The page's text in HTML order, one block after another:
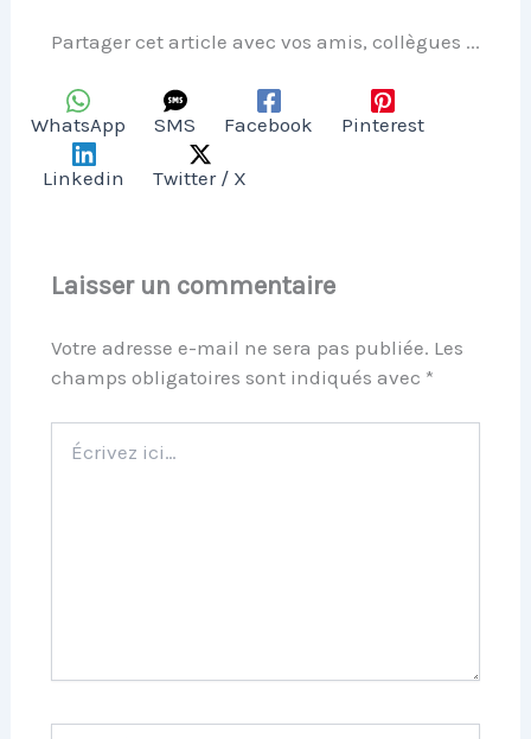
Partager cet article avec vos amis, collègues ...
WhatsApp SMS Facebook Pinterest
Linkedin Twitter / X
Laisser un commentaire
Votre adresse e-mail ne sera pas publiée. Les
champs obligatoires sont indiqués avec *
ici…